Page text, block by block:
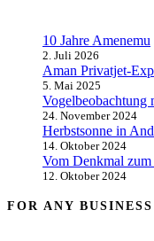
10 Jahre Amenemu
2. Juli 2026
Aman Privatjet-
5. Mai 2025
Vogelbeobachtung
24. November 2024
Herbstsonne in
14. Oktober 2024
Vom Denkmal
12. Oktober 2024
FOR ANY BUSINESS